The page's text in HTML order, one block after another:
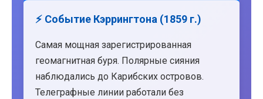
⚡ Событие Кэррингтона (1859 г.)
Самая мощная зарегистрированная
геомагнитная буря. Полярные сияния
наблюдались до Карибских островов.
Телеграфные линии работали без